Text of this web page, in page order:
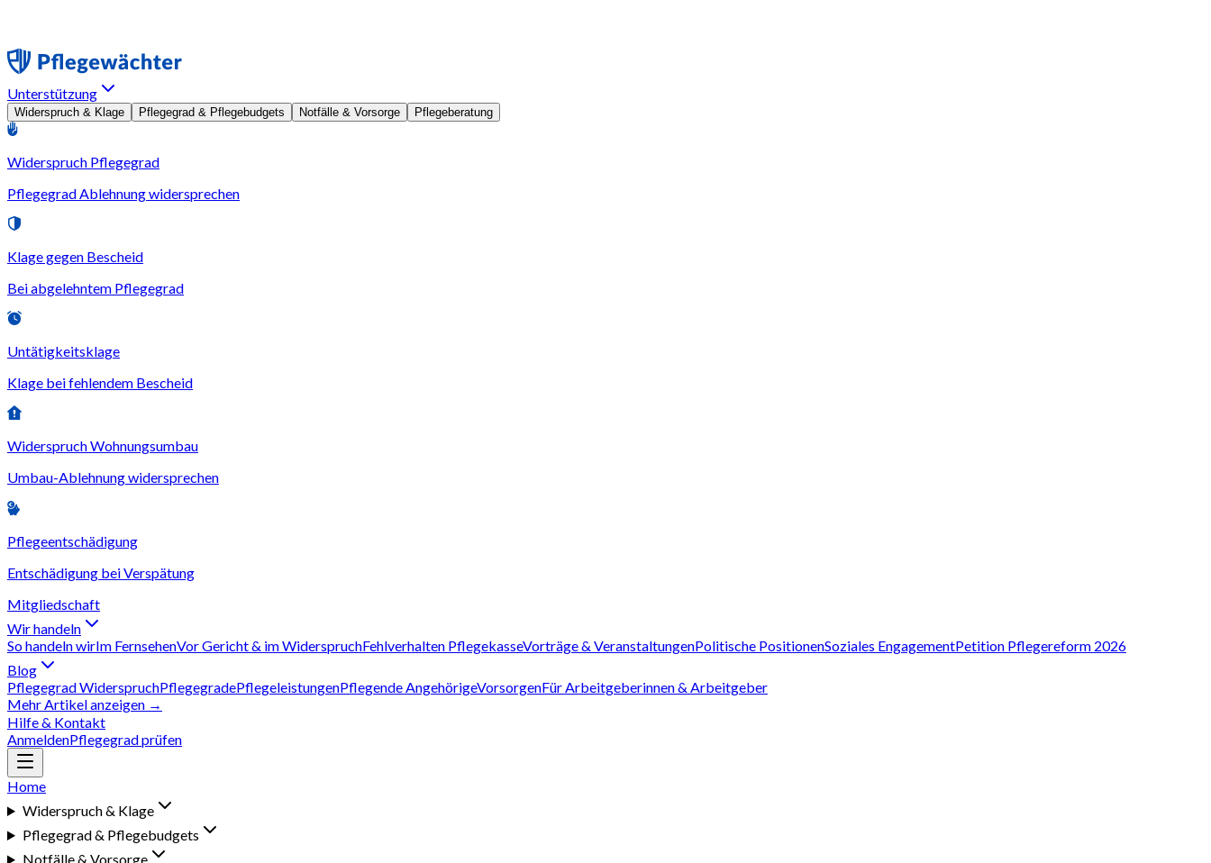
Unterstützung
Widerspruch & Klage Pflegegrad & Pflegebudgets Notfälle & Vorsorge Pflegeberatung
Widerspruch Pflegegrad
Pflegegrad Ablehnung widersprechen
Klage gegen Bescheid
Bei abgelehntem Pflegegrad
Untätigkeitsklage
Klage bei fehlendem Bescheid
Widerspruch Wohnungsumbau
Umbau-Ablehnung widersprechen
Pflegeentschädigung
Entschädigung bei Verspätung
Mitgliedschaft
Wir handeln
So handeln wirIm FernsehenVor Gericht & im WiderspruchFehlverhalten PflegekasseVorträge & VeranstaltungenPolitische PositionenSoziales EngagementPetition Pflegereform 2026
Blog
Pflegegrad WiderspruchPflegegradePflegeleistungenPflegende AngehörigeVorsorgenFür Arbeitgeberinnen & Arbeitgeber
Mehr Artikel anzeigen →
Hilfe & Kontakt
AnmeldenPflegegrad prüfen
Home
Widerspruch & Klage
Pflegegrad & Pflegebudgets
Notfälle & Vorsorge